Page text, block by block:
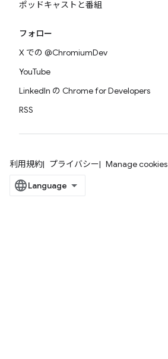
ポッドキャストと番組
フォロー
X での @ChromiumDev
YouTube
LinkedIn の Chrome for Developers
RSS
利用規約 プライバシー Manage cookies